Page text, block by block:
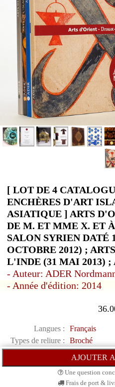
[ LOT DE 4
ENCHÈRES D'ART
ASIATIQUE ] ARTS
DE M. ET MME X. ET
SALON SYRIEN DATÉ
OCTOBRE 2012) ;
L'INDE (31 MAI 2013) ;
- Auteur: ADER
- Année d'édition: 2014
Langues :
Français
Types de reliure :
Broché
Une question
Frais de port &